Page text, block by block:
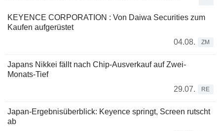
KEYENCE CORPORATION : Von Daiwa Securities zum
Kaufen aufgerüstet
04.08.
ZM
Japans Nikkei fällt nach Chip-Ausverkauf auf Zwei-
Monats-Tief
29.07.
RE
Japan-Ergebnisüberblick: Keyence springt, Screen rutscht
ab